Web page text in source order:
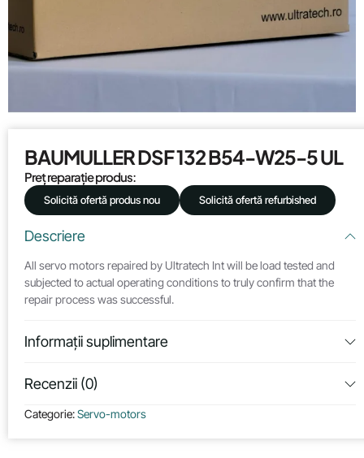
BAUMULLER DSF 132 B54-W25-5 UL
Preț reparație produs:
Solicită ofertă produs nou Solicită ofertă refurbished
Descriere
All servo motors repaired by Ultratech Int will be load tested and
subjected to actual operating conditions to truly confirm that the
repair process was successful.
Informații suplimentare
Recenzii (0)
Categorie:Servo-motors